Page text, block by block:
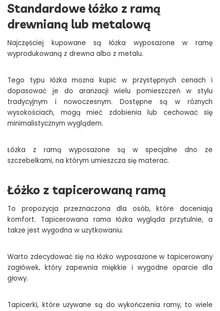
Standardowe łóżko z ramą
drewnianą lub metalową
Najczęściej kupowane są łóżka wyposażone w ramę
wyprodukowaną z drewna albo z metalu.
Tego typu łóżka można kupić w przystępnych cenach i
dopasować je do aranżacji wielu pomieszczeń w stylu
tradycyjnym i nowoczesnym. Dostępne są w różnych
wysokościach, mogą mieć zdobienia lub cechować się
minimalistycznym wyglądem.
Łóżka z ramą wyposażone są w specjalne dno ze
szczebelkami, na którym umieszcza się materac.
Łóżko z tapicerowaną ramą
To propozycja przeznaczona dla osób, które doceniają
komfort. Tapicerowana rama łóżka wygląda przytulnie, a
także jest wygodna w użytkowaniu.
Warto zdecydować się na łóżko wyposażone w tapicerowany
zagłówek, który zapewnia miękkie i wygodne oparcie dla
głowy.
Tapicerki, które używane są do wykończenia ramy, to wiele